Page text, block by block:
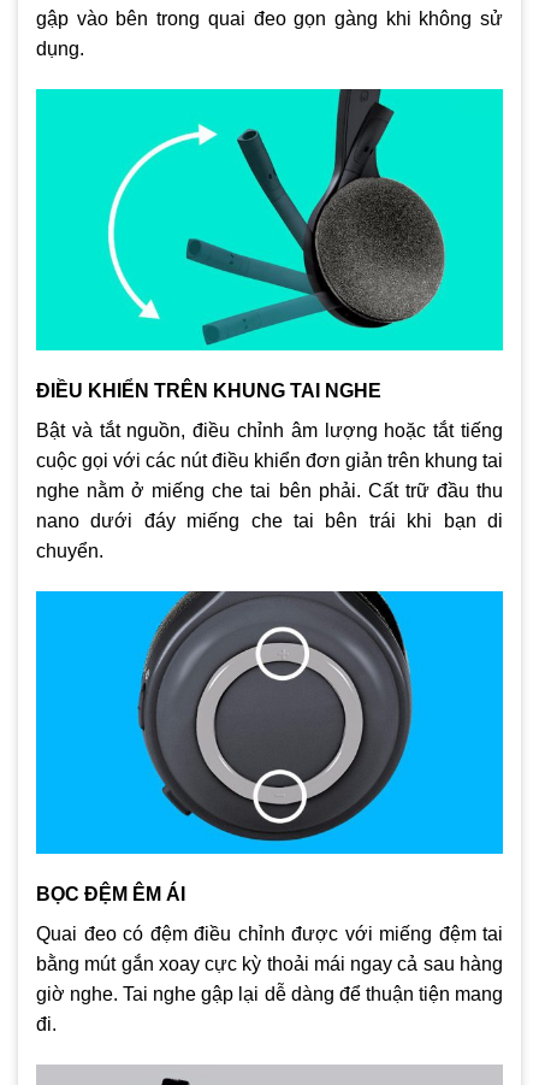
gập vào bên trong quai đeo gọn gàng khi không sử
dụng.
ĐIỀU KHIỂN TRÊN KHUNG TAI NGHE
Bật và tắt nguồn, điều chỉnh âm lượng hoặc tắt tiếng
cuộc gọi với các nút điều khiển đơn giản trên khung tai
nghe nằm ở miếng che tai bên phải. Cất trữ đầu thu
nano dưới đáy miếng che tai bên trái khi bạn di
chuyển.
BỌC ĐỆM ÊM ÁI
Quai đeo có đệm điều chỉnh được với miếng đệm tai
bằng mút gắn xoay cực kỳ thoải mái ngay cả sau hàng
giờ nghe. Tai nghe gập lại dễ dàng để thuận tiện mang
đi.